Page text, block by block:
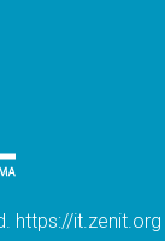
https://it.zenit.org